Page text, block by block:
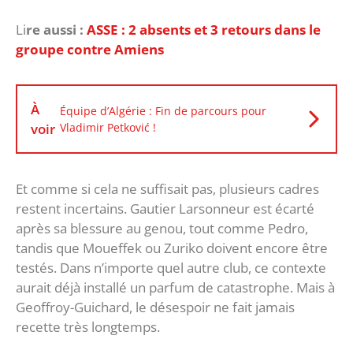
Lire aussi : ASSE : 2 absents et 3 retours dans le
groupe contre Amiens
À
voir
Équipe d’Algérie : Fin de parcours pour
Vladimir Petković !
Et comme si cela ne suffisait pas, plusieurs cadres
restent incertains. Gautier Larsonneur est écarté
après sa blessure au genou, tout comme Pedro,
tandis que Moueffek ou Zuriko doivent encore être
testés. ‎Dans n’importe quel autre club, ce contexte
aurait déjà installé un parfum de catastrophe. Mais à
Geoffroy-Guichard, le désespoir ne fait jamais
recette très longtemps.